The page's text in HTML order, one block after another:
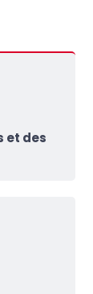
et des